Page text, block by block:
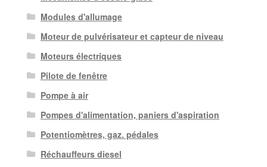
Modules d'allumage
Moteur de pulvérisateur et capteur de niveau
Moteurs électriques
Pilote de fenêtre
Pompe à air
Pompes d'alimentation, paniers d'aspiration
Potentiomètres, gaz. pédales
Réchauffeurs diesel